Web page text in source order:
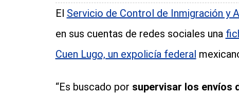
El Servicio de Control de Inmigración y
en sus cuentas de redes sociales una
Cuen Lugo, un expolicía federal
“Es buscado por supervisar los envíos